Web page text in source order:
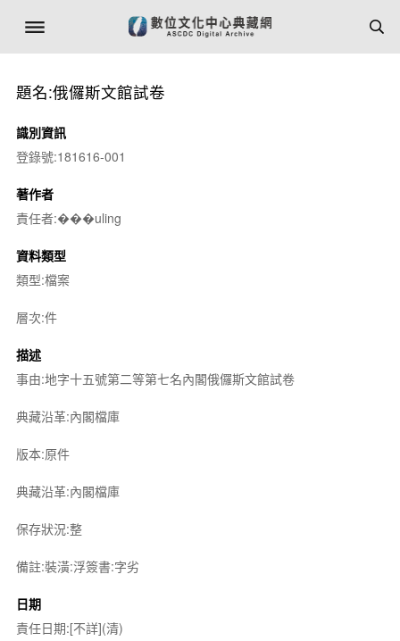
題名:俄儸斯文館試卷
識別資訊
登錄號:181616-001
著作者
責任者:���uling
資料類型
類型:檔案
層次:件
描述
事由:地字十五號第二等第七名內閣俄儸斯文館試卷
典藏沿革:內閣檔庫
版本:原件
典藏沿革:內閣檔庫
保存狀況:整
備註:裝潢:浮簽書:字劣
日期
責任日期:[不詳](清)